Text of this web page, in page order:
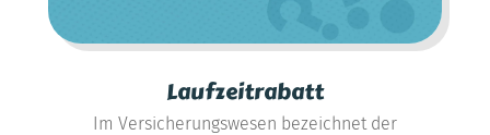
Laufzeitrabatt
Im Versicherungswesen bezeichnet der